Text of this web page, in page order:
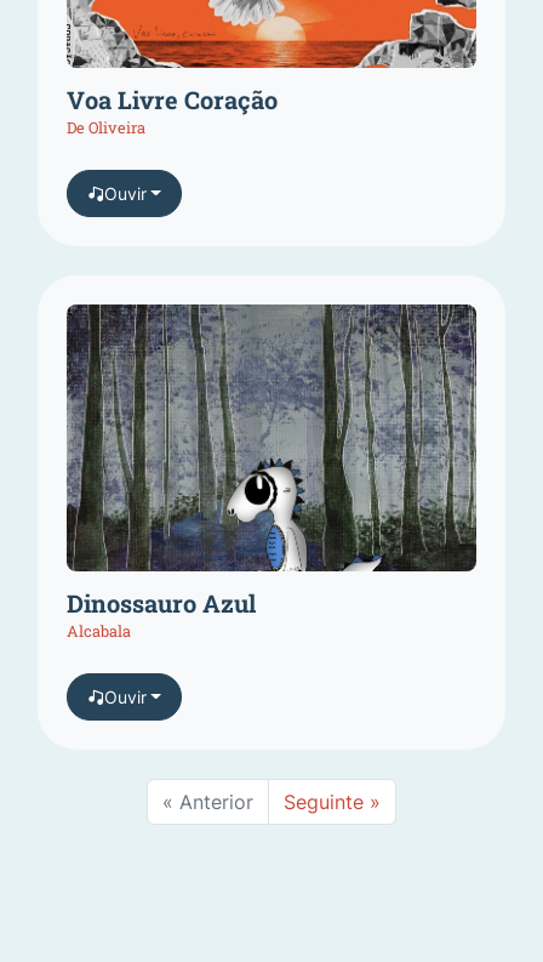
Voa Livre Coração
De Oliveira
Ouvir
Dinossauro Azul
Alcabala
Ouvir
« Anterior Seguinte »